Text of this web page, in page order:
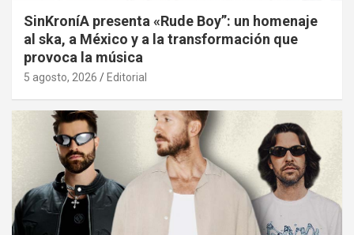
SinKroníA presenta «Rude Boy”: un homenaje
al ska, a México y a la transformación que
provoca la música
5 agosto, 2026 Editorial